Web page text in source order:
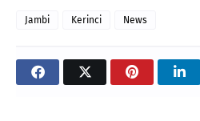
Jambi Kerinci News